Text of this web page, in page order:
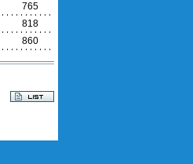
765
818
860